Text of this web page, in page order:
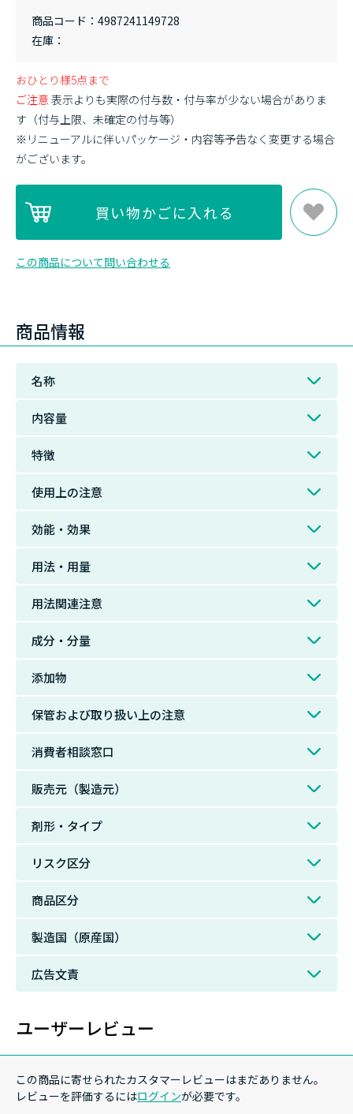
商品コード
4987241149728
在庫
おひとり様5点まで
ご注意 表示よりも実際の付与数・付与率が少ない場合がありま
す（付与上限、未確定の付与等）
※リニューアルに伴いパッケージ・内容等予告なく変更する場合
がございます。
この商品について問い合わせる
商品情報
名称
内容量
特徴
使用上の注意
効能・効果
用法・用量
用法関連注意
成分・分量
添加物
保管および取り扱い上の注意
消費者相談窓口
販売元（製造元）
剤形・タイプ
リスク区分
商品区分
製造国（原産国）
広告文責
ユーザーレビュー
この商品に寄せられたカスタマーレビューはまだありません。
レビューを評価するにはログインが必要です。